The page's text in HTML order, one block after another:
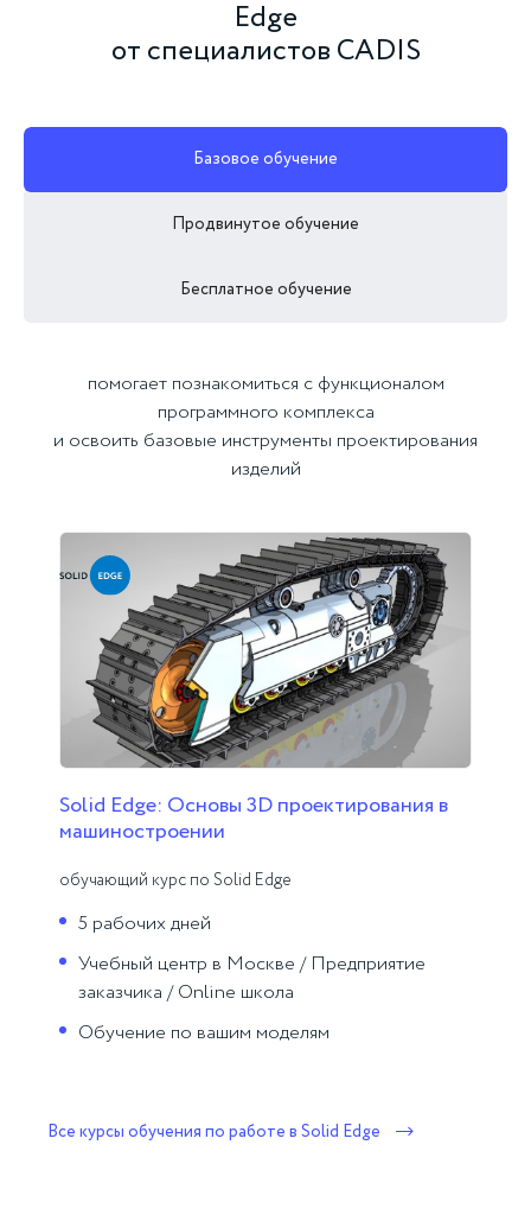
Edge
от специалистов CADIS
Базовое обучение
Продвинутое обучение
Бесплатное обучение
помогает познакомиться с функционалом
программного комплекса
и освоить базовые инструменты проектирования
изделий
Solid Edge: Основы 3D проектирования в
машиностроении
обучающий курс по Solid Edge
5 рабочих дней
Учебный центр в Москве / Предприятие
заказчика / Online школа
Обучение по вашим моделям
Все курсы обучения по работе в Solid Edge